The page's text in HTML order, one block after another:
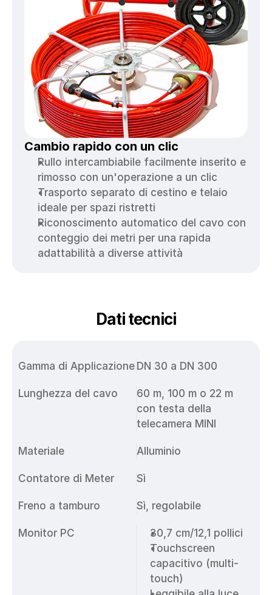
Cambio rapido con un clic
Rullo intercambiabile facilmente inserito e
rimosso con un'operazione a un clic
Trasporto separato di cestino e telaio
ideale per spazi ristretti
Riconoscimento automatico del cavo con
conteggio dei metri per una rapida
adattabilità a diverse attività
Dati tecnici
Gamma di Applicazione DN 30 a DN 300
Lunghezza del cavo
60 m, 100 m o 22 m
con testa della
telecamera MINI
Materiale Alluminio
Contatore di Meter Sì
Freno a tamburo Sì, regolabile
Monitor PC
30,7 cm/12,1 pollici
Touchscreen
capacitivo (multi-
touch)